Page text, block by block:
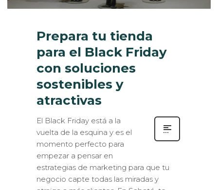
Prepara tu tienda
para el Black Friday
con soluciones
sostenibles y
atractivas
vuelta de la esquina y es el
momento perfecto para
empezar a pensar en
estrategias de marketing para que tu
negocio capte todas las miradas y
atraiga a más clientes. En Sabaté, te